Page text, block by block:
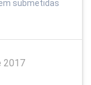
submetidas
2017